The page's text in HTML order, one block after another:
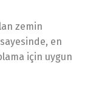
zemin
en
için uygun